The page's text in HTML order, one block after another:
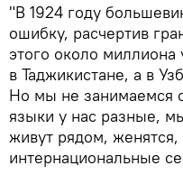
"В 1924 году
ошибку, расчертив
этого около миллиона
в Таджикистане, а в
Но мы не занимаемся
языки у нас разные,
живут рядом, женятся,
интернациональные